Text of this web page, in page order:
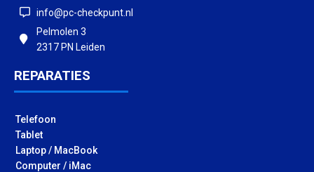
info@pc-checkpunt.nl
Pelmolen 3
2317 PN Leiden
REPARATIES
Telefoon
Tablet
Laptop / MacBook
Computer / iMac